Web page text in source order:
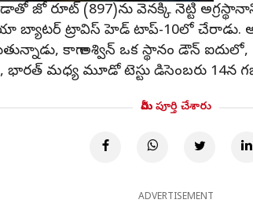
జో రూట్ (897)ను వెనక్కి నెట్టి
బ్యాటర్ ట్రావిస్ హెడ్ టాప్-10లో చేరాడు.
కాగా అశ్విన్ ఒక స్థానం డౌన్‌
భారత్ మధ్య మూడో టెస్టు డిసెంబరు 14న
మీరు పూర్తి చేశారు
ADVERTISEMENT